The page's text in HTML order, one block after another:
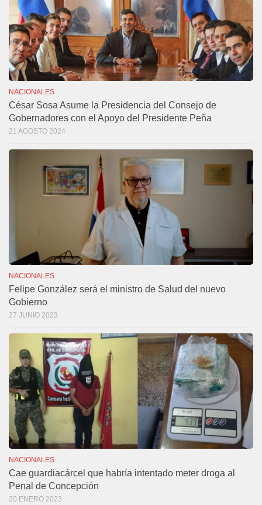
NACIONALES
César Sosa Asume la Presidencia del Consejo de
Gobernadores con el Apoyo del Presidente Peña
21 AGOSTO 2024
NACIONALES
Felipe González será el ministro de Salud del nuevo
Gobierno
27 JUNIO 2023
NACIONALES
Cae guardiacárcel que habría intentado meter droga al
Penal de Concepción
20 ENERO 2023